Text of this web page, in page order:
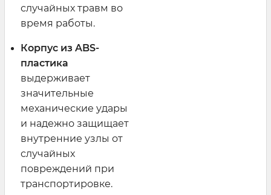
случайных травм во
время работы.
Корпус из ABS-
пластика
выдерживает
значительные
механические удары
и надежно защищает
внутренние узлы от
случайных
повреждений при
транспортировке.